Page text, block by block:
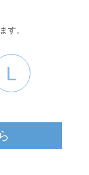
す。
L